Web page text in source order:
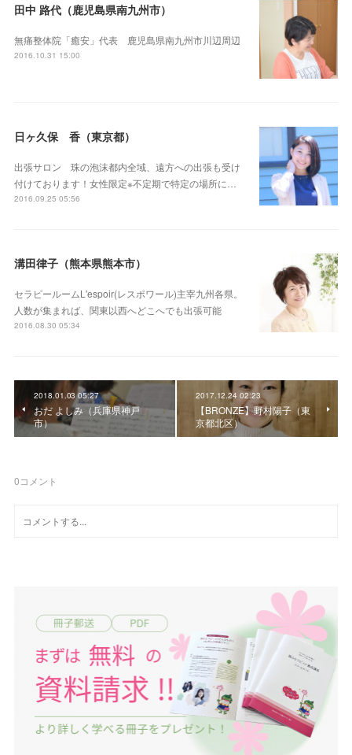
田中 路代（鹿児島県南九州市）
無痛整体院「癒安」代表 鹿児島県南九州市川辺周辺
2016.10.31 15:00
日ヶ久保 香（東京都）
出張サロン 珠の泡沫都内全域、遠方への出張も受け
付けております！女性限定※不定期で特定の場所に…
2016.09.25 05:56
溝田律子（熊本県熊本市）
セラピールームL'espoir(レスポワール)主宰九州各県。
人数が集まれば、関東以西へどこへでも出張可能
2016.08.30 05:34
2018.01.03 05:27
おだ よしみ（兵庫県神戸
市）
2017.12.24 02:23
【BRONZE】野村陽子（東
京都北区）
0コメント